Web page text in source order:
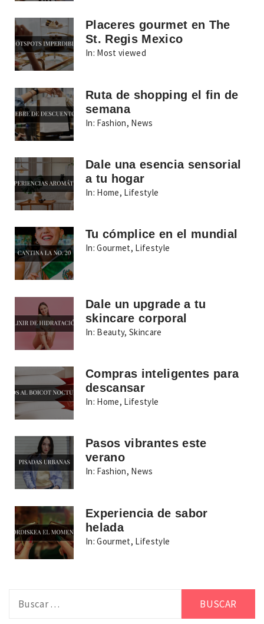
Placeres gourmet en The
St. Regis Mexico
In: Most viewed
Ruta de shopping el fin de
semana
In: Fashion, News
Dale una esencia sensorial
a tu hogar
In: Home, Lifestyle
Tu cómplice en el mundial
In: Gourmet, Lifestyle
Dale un upgrade a tu
skincare corporal
In: Beauty,Skincare
Compras inteligentes para
descansar
In: Home, Lifestyle
Pasos vibrantes este
verano
In: Fashion, News
Experiencia de sabor
helada
In: Gourmet, Lifestyle